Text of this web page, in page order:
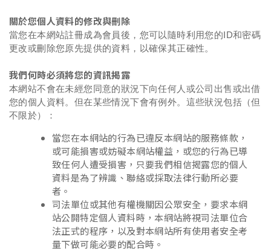
關於您個人資料的修改與刪除
當您在本網站註冊成為會員後，您可以隨時利用您的ID和密碼
更改或刪除您原先提供的資料，以確保其正確性。
我們何時必須將您的資訊揭露
本網站不會在未經您同意的狀況下向任何人或公司出售或出借
您的個人資料。但在某些情況下會有例外。這些狀況包括（但
不限於）：
當您在本網站的行為已違反本網站的服務條款，
或可能損害或妨礙本網站權益，或您的行為已導
致任何人遭受損害，只要我們相信揭露您的個人
資料是為了辨識、聯絡或採取法律行動所必要
者。
司法單位或其他有權機關因公眾安全，要求本網
站公開特定個人資料時，本網站將視司法單位合
法正式的程序，以及對本網站所有使用者安全考
量下做可能必要的配合時。